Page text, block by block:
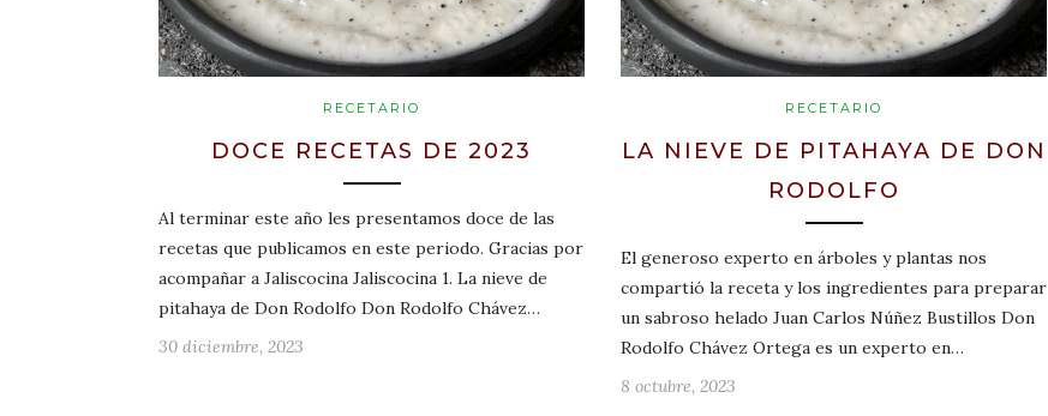
RECETARIO
DOCE RECETAS DE 2023
Al terminar este año les presentamos doce de las
recetas que publicamos en este periodo. Gracias por
acompañar a Jaliscocina Jaliscocina 1. La nieve de
pitahaya de Don Rodolfo Don Rodolfo Chávez…
30 diciembre, 2023
RECETARIO
LA NIEVE DE PITAHAYA DE DON
RODOLFO
El generoso experto en árboles y plantas nos
compartió la receta y los ingredientes para preparar
un sabroso helado Juan Carlos Núñez Bustillos Don
Rodolfo Chávez Ortega es un experto en…
8 octubre, 2023